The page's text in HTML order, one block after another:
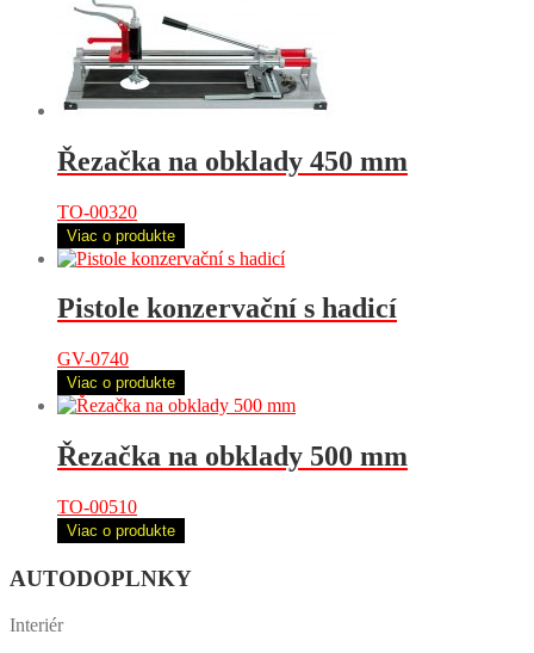
Řezačka na obklady 450 mm
TO-00320
Viac o produkte
Pistole konzervační s hadicí
GV-0740
Viac o produkte
Řezačka na obklady 500 mm
TO-00510
Viac o produkte
AUTODOPLNKY
Interiér